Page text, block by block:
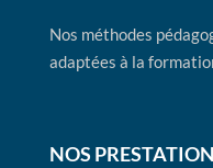
Nos méthodes
adaptées à la
NOS